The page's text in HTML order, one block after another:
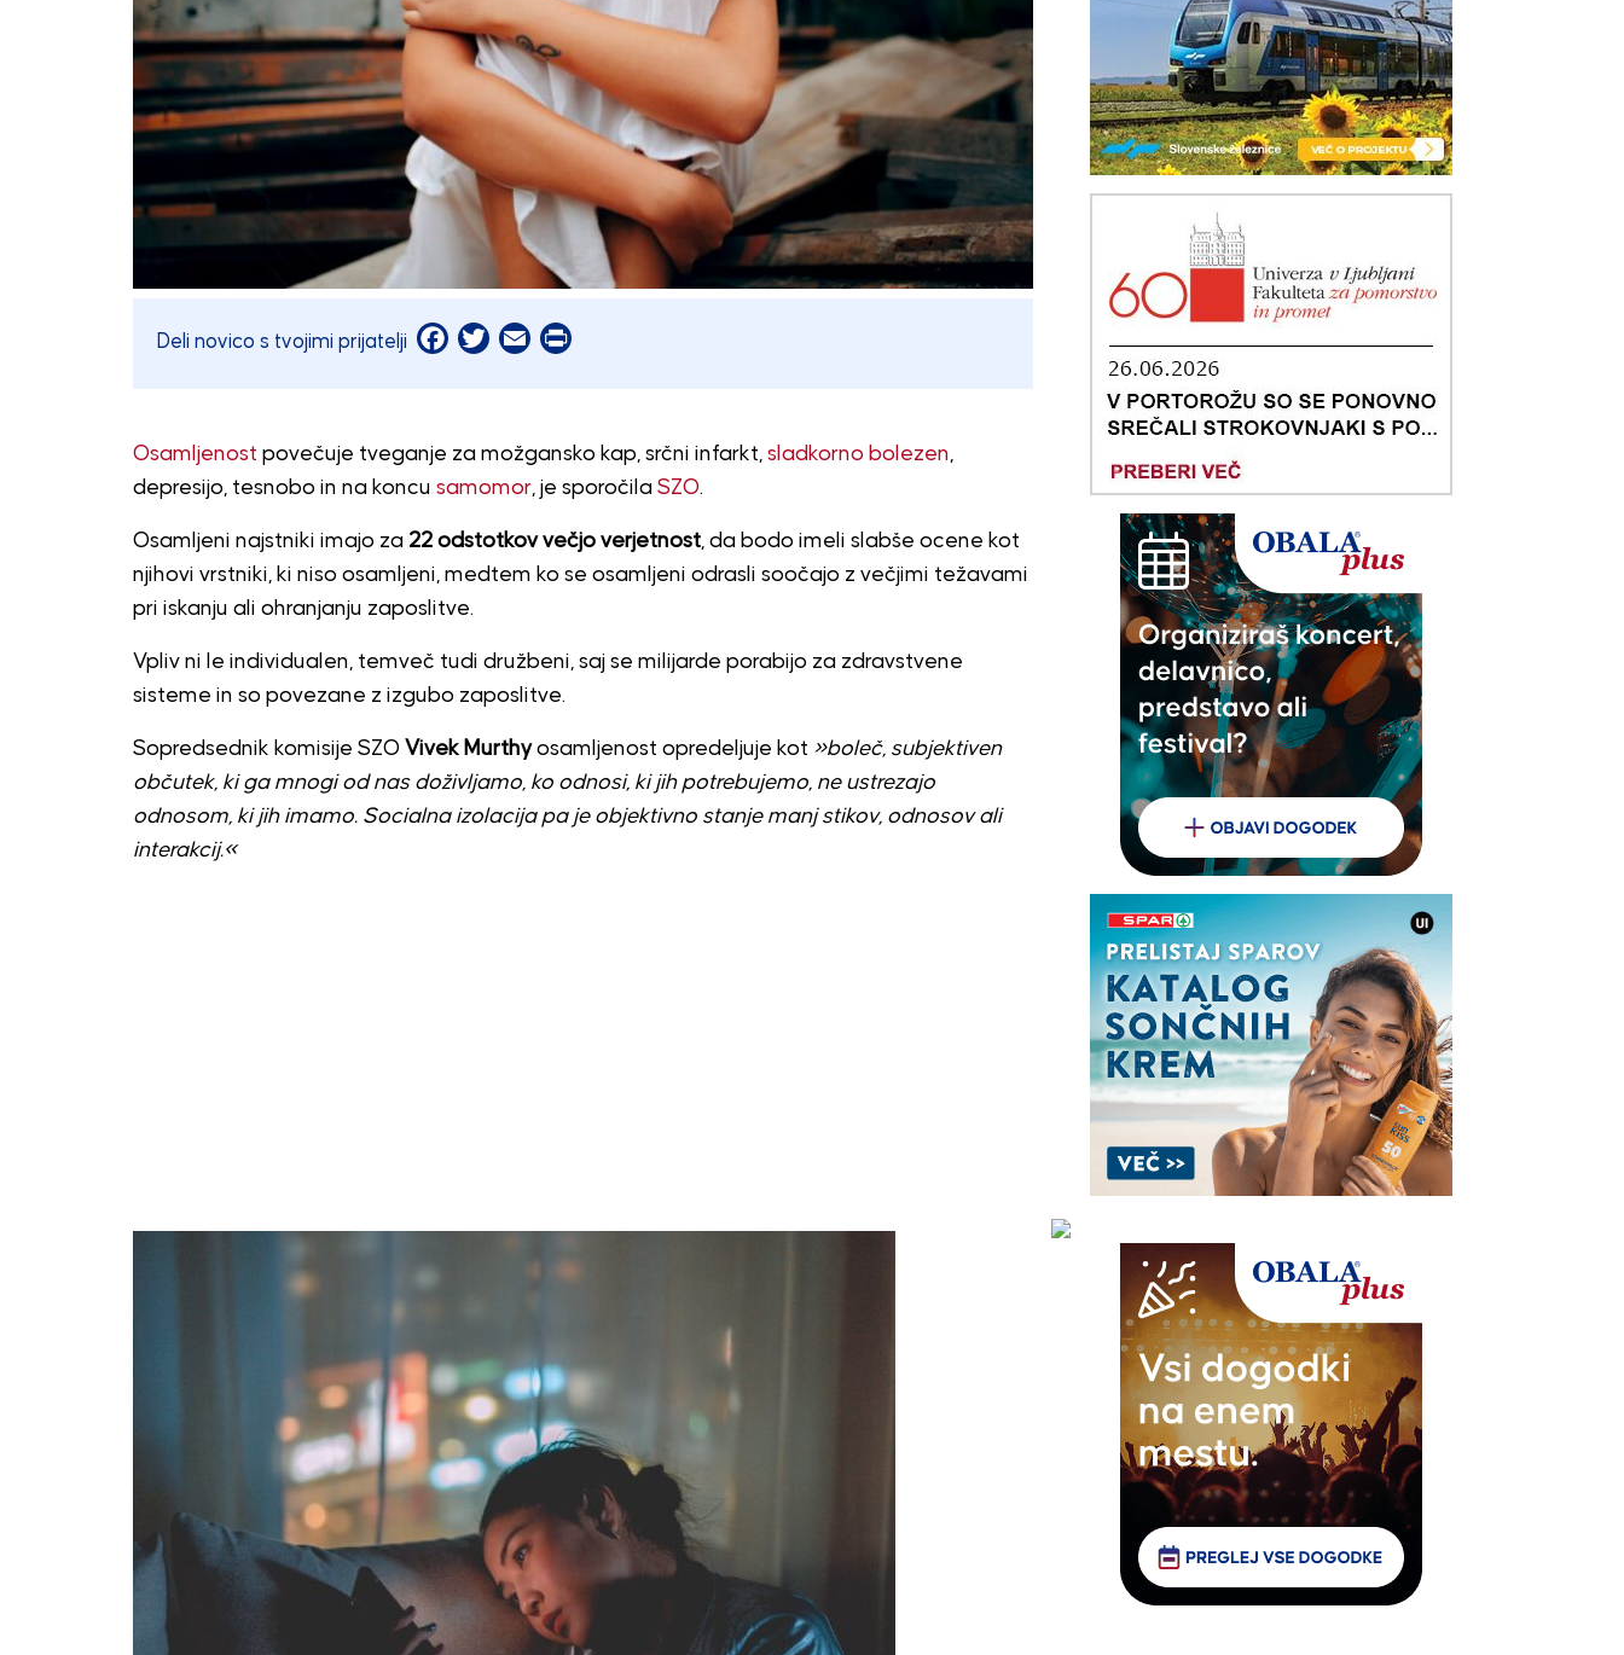
Deli novico s tvojimi prijatelji Facebook
Twitter
EmailPrint
Osamljenost povečuje tveganje za možgansko kap, srčni infarkt,sladkorno bolezen,
depresijo, tesnobo in na koncu samomor, je sporočila SZO.
Osamljeni najstniki imajo za 22 odstotkov večjo verjetnost, da bodo imeli slabše ocene kot
njihovi vrstniki, ki niso osamljeni, medtem ko se osamljeni odrasli soočajo z večjimi težavami
pri iskanju ali ohranjanju zaposlitve.
Vpliv ni le individualen, temveč tudi družbeni, saj se milijarde porabijo za zdravstvene
sisteme in so povezane z izgubo zaposlitve.
Sopredsednik komisije SZO Vivek Murthyosamljenost opredeljuje kot »boleč, subjektiven
občutek, ki ga mnogi od nas doživljamo, ko odnosi, ki jih potrebujemo, ne ustrezajo
odnosom, ki jih imamo. Socialna izolacija pa je objektivno stanje manj stikov, odnosov ali
interakcij.«